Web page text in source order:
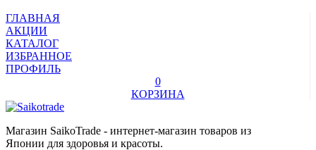
ГЛАВНАЯ
АКЦИИ
КАТАЛОГ
ИЗБРАННОЕ
ПРОФИЛЬ
0
КОРЗИНА
Магазин SaikoTrade - интернет-магазин товаров из
Японии для здоровья и красоты.